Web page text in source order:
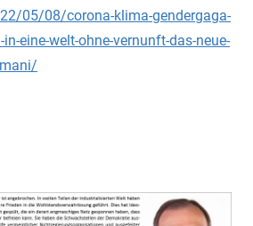
05/08/corona-klima-gendergaga-
eine-welt-ohne-vernunft-das-neue-